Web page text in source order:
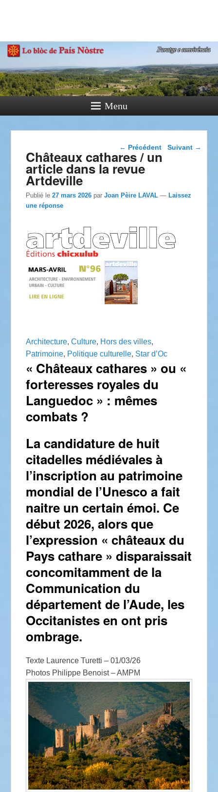
Paratge e Convivència
Menu
Navigation dans les
← Précédent Suivant →
Châteaux cathares / un
article dans la revue
Artdeville
Publié le27 mars 2026 parJoan Pèire LAVAL —Laissez
une réponse
Architecture,Culture, Hors des villes,
Patrimoine, Politique culturelle, Star d’Oc
« Châteaux cathares » ou «
forteresses royales du
Languedoc » : mêmes
combats ?
La candidature de huit
citadelles médiévales à
l’inscription au patrimoine
mondial de l’Unesco a fait
naitre un certain émoi. Ce
début 2026, alors que
l’expression « châteaux du
Pays cathare » disparaissait
concomitamment de la
Communication du
département de l’Aude, les
Occitanistes en ont pris
ombrage.
Texte Laurence Turetti – 01/03/26
Photos Philippe Benoist – AMPM